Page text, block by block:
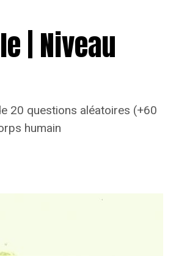
| Niveau
20 questions aléatoires (+60
humain